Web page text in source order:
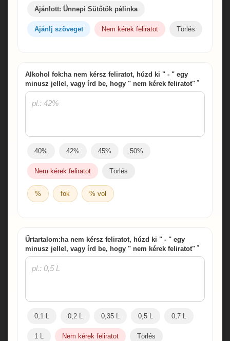
Ajánlott: Ünnepi Sütőtök pálinka
Ajánlj szöveget Nem kérek feliratot Törlés
Alkohol fok:ha nem kérsz feliratot, húzd ki " - " egy
minusz jellel, vagy írd be, hogy " nem kérek feliratot" *
40% 42% 45% 50%
Nem kérek feliratot Törlés
% fok % vol
Űrtartalom:ha nem kérsz feliratot, húzd ki " - " egy
minusz jellel, vagy írd be, hogy " nem kérek feliratot" *
0,1 L 0,2 L 0,35 L 0,5 L 0,7 L
1 L Nem kérek feliratot Törlés